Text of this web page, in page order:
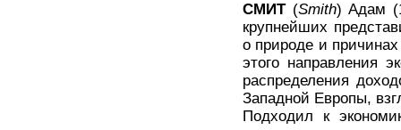
СМИТ(Smith) Адам
крупнейших
о природе и
этого направления
распределения
Западной Европы,
Подходил к